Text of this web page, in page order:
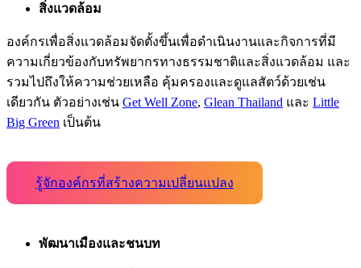
สิ่งแวดล้อม
องค์กรเพื่อสิ่งแวดล้อมจัดตั้งขึ้นเพื่อดำเนินงานและกิจการที่มี
ความเกี่ยวข้องกับทรัพยากรทางธรรมชาติและสิ่งแวดล้อม และ
รวมไปถึงให้ความช่วยเหลือ คุ้มครองและดูแลสัตว์ด้วยเช่น
เดียวกัน ตัวอย่างเช่น Get Well Zone, Glean Thailand และ Little
Big Green เป็นต้น
รู้จักองค์กรที่สร้างความเปลี่ยนแปลง
พัฒนาเมืองและชนบท